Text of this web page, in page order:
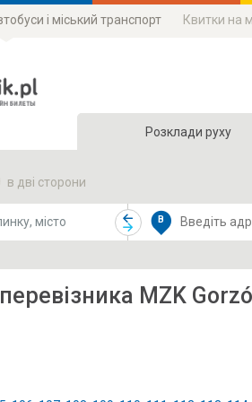
і міський транспорт Квитки на
Розклади руху
в дві сторони
В
MZK